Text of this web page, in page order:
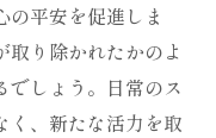
平安を促進しま
り除かれたかのよ
でしょう。日常のス
く、新たな活力を取